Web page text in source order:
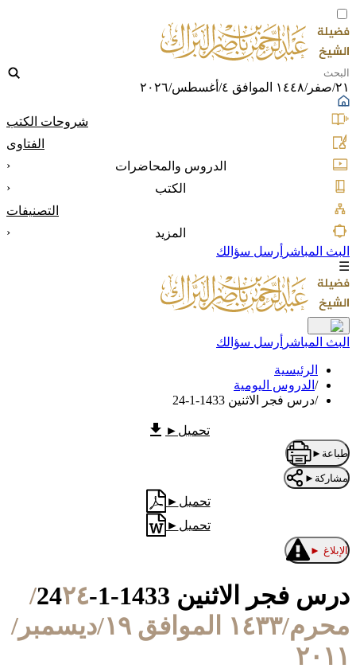
٢١/صفر/١٤٤٨ الموافق ٤/أغسطس/٢٠٢٦
شروحات الكتب
الفتاوى
الدروس والمحاضرات
‹
الكتب
‹
التصنيفات
المزيد
‹
البث المباشر أرسل سؤالك
☰
البث المباشر أرسل سؤالك
الرئيسية
/ الدروس اليومية
/درس فجر الاثنين 1433-1-24
تحميل ►
طباعة ►
مشاركة ►
تحميل ►
تحميل ►
الإبلاغ ►
درس فجر الاثنين 1433-1-24
٢٤/
محرم/١٤٣٣ الموافق ١٩/ديسمبر/
٢٠١١